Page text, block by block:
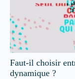
Faut-il choisir
dynamique ?